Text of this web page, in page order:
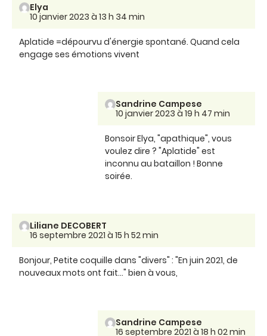
Elya
10 janvier 2023 à 13 h 34 min
Aplatide =dépourvu d'énergie spontané. Quand cela
engage ses émotions vivent
Sandrine Campese
10 janvier 2023 à 19 h 47 min
Bonsoir Elya, "apathique", vous
voulez dire ? "Aplatide" est
inconnu au bataillon ! Bonne
soirée.
Liliane DECOBERT
16 septembre 2021 à 15 h 52 min
Bonjour, Petite coquille dans "divers" : "En juin 2021, de
nouveaux mots ont fait..." bien à vous,
Sandrine Campese
16 septembre 2021 à 18 h 02 min